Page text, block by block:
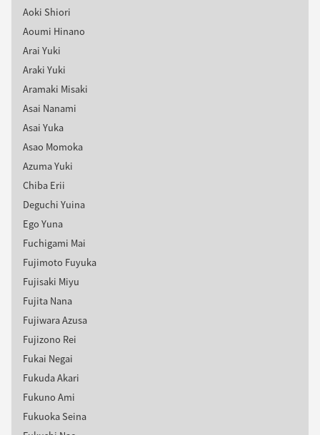
Aoki Shiori
Aoumi Hinano
Arai Yuki
Araki Yuki
Aramaki Misaki
Asai Nanami
Asai Yuka
Asao Momoka
Azuma Yuki
Chiba Erii
Deguchi Yuina
Ego Yuna
Fuchigami Mai
Fujimoto Fuyuka
Fujisaki Miyu
Fujita Nana
Fujiwara Azusa
Fujizono Rei
Fukai Negai
Fukuda Akari
Fukuno Ami
Fukuoka Seina